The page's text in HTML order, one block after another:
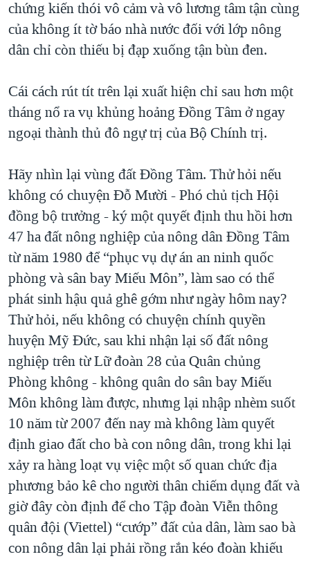
chứng kiến thói vô cảm và vô lương tâm tận cùng
của không ít tờ báo nhà nước đối với lớp nông
dân chỉ còn thiếu bị đạp xuống tận bùn đen.
Cái cách rút tít trên lại xuất hiện chỉ sau hơn một
tháng nổ ra vụ khủng hoảng Đồng Tâm ở ngay
ngoại thành thủ đô ngự trị của Bộ Chính trị.
Hãy nhìn lại vùng đất Đồng Tâm. Thử hỏi nếu
không có chuyện Đỗ Mười - Phó chủ tịch Hội
đồng bộ trưởng - ký một quyết định thu hồi hơn
47 ha đất nông nghiệp của nông dân Đồng Tâm
từ năm 1980 để “phục vụ dự án an ninh quốc
phòng và sân bay Miếu Môn”, làm sao có thể
phát sinh hậu quả ghê gớm như ngày hôm nay?
Thử hỏi, nếu không có chuyện chính quyền
huyện Mỹ Đức, sau khi nhận lại số đất nông
nghiệp trên từ Lữ đoàn 28 của Quân chủng
Phòng không - không quân do sân bay Miếu
Môn không làm được, nhưng lại nhập nhèm suốt
10 năm từ 2007 đến nay mà không làm quyết
định giao đất cho bà con nông dân, trong khi lại
xảy ra hàng loạt vụ việc một số quan chức địa
phương bảo kê cho người thân chiếm dụng đất và
giờ đây còn định để cho Tập đoàn Viễn thông
quân đội (Viettel) “cướp” đất của dân, làm sao bà
con nông dân lại phải rồng rắn kéo đoàn khiếu